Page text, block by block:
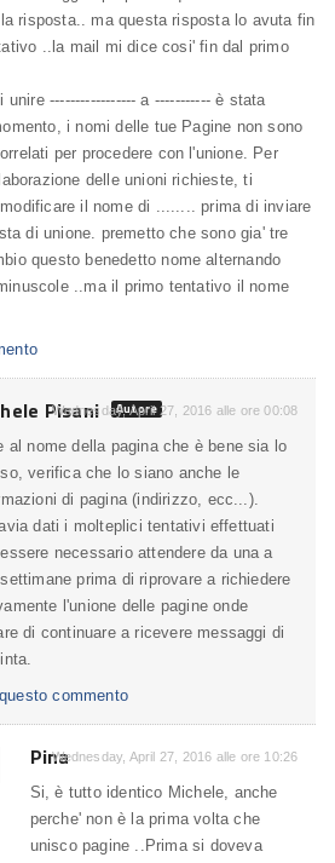
risposta.. ma questa risposta lo avuta fin
..la mail mi dice cosi' fin dal primo
unire ----------------- a ----------- è stata
i nomi delle tue Pagine non sono
per procedere con l'unione. Per
delle unioni richieste, ti
il nome di ........ prima di inviare
di unione. premetto che sono gia' tre
questo benedetto nome alternando
..ma il primo tentativo il nome
Pisani Autore
Wednesday, April 27, 2016 alle ore 00:08
al nome della pagina che è bene sia lo
verifica che lo siano anche le
di pagina (indirizzo, ecc...).
dati i molteplici tentativi effettuati
necessario attendere da una a
prima di riprovare a richiedere
l'unione delle pagine onde
di continuare a ricevere messaggi di
commento
PinaWednesday, April 27, 2016 alle ore 10:26
Si, è tutto identico Michele, anche
perche' non è la prima volta che
unisco pagine ..Prima si doveva